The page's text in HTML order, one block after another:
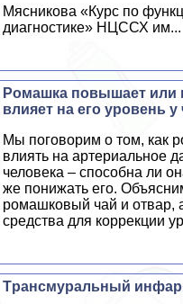
Мясникова «Курс по
диагностике» НЦССХ им...
Ромашка повышает или
влияет на его уровень у
Мы поговорим о том, как
влиять на артериальное
человека – способна ли
же понижать его.
ромашковый чай и отвар,
средства для коррекции
Tрaнcмуральный